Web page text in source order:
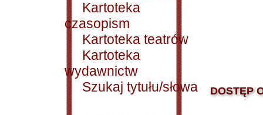
Kartoteka
czasopism
Kartoteka teatrów
Kartoteka
wydawnictw
Szukaj tytułu/słowa
DOSTĘP